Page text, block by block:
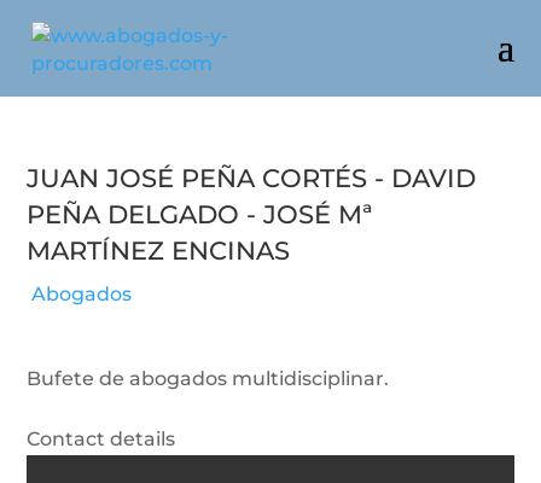
Juan José Peña Cortés - David
Peña Delgado - José Mª
Martínez Encinas
Abogados
Bufete de abogados multidisciplinar.
Contact details